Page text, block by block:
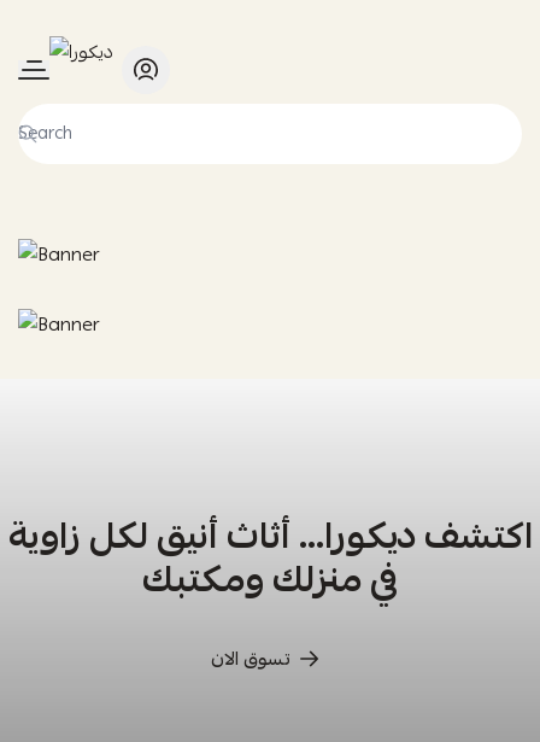
ديكورا
اكتشف ديكورا… أثاث أنيق لكل زاوية
في منزلك ومكتبك
تسوق الان